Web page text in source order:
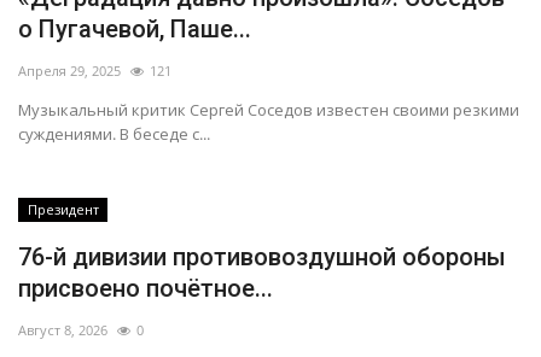
о Пугачевой, Паше...
Апреля 29, 2025 121
Музыкальный критик Сергей Соседов известен своими резкими
суждениями. В беседе с...
Президент
76-й дивизии противовоздушной обороны
присвоено почётное...
Август 8, 2026 0